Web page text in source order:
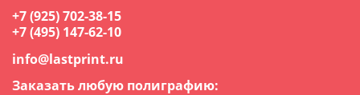
+7 (925) 702-38-15
+7 (495) 147-62-10
info@lastprint.ru
Заказать любую полиграфию: